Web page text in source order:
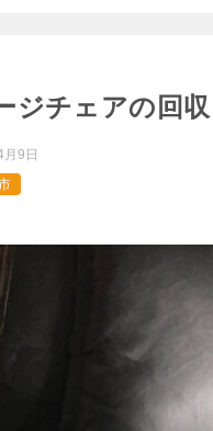
ジチェアの回
9日